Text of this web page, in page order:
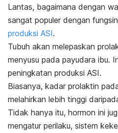
Lantas, bagaimana dengan
sangat populer dengan
produksi ASI.
Tubuh akan melepaskan
menyusu pada payudara ibu.
peningkatan produksi ASI.
Biasanya, kadar prolaktin
melahirkan lebih tinggi
Tidak hanya itu, hormon ini
mengatur perilaku, sistem